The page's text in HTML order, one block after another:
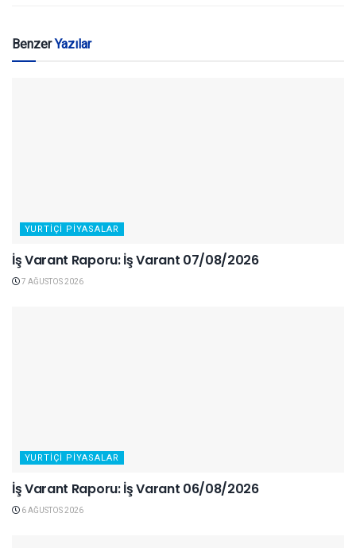
BenzerYazılar
YURTIÇI PIYASALAR
İş Varant Raporu: İş Varant 07/08/2026
7 AĞUSTOS 2026
YURTIÇI PIYASALAR
İş Varant Raporu: İş Varant 06/08/2026
6 AĞUSTOS 2026